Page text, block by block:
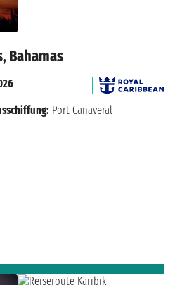
Bahamas
Port Canaveral